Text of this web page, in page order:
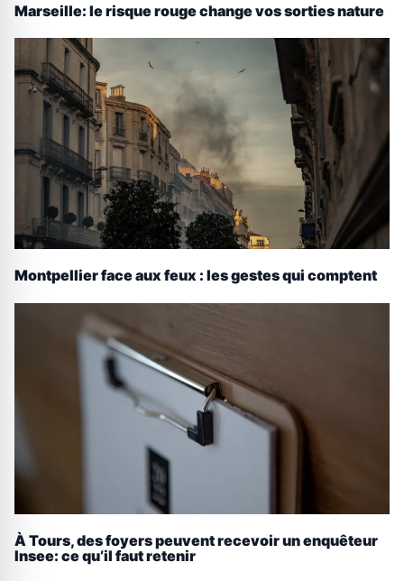
Marseille: le risque rouge change vos sorties nature
Montpellier face aux feux : les gestes qui comptent
À Tours, des foyers peuvent recevoir un enquêteur
Insee: ce qu’il faut retenir